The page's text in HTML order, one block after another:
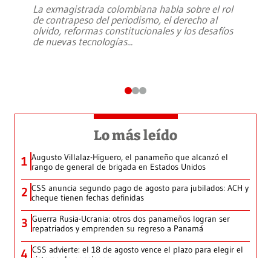
La exmagistrada colombiana habla sobre el rol
de contrapeso del periodismo, el derecho al
olvido, reformas constitucionales y los desafíos
de nuevas tecnologías...
Lo más leído
1 Augusto Villalaz-Higuero, el panameño que alcanzó el
rango de general de brigada en Estados Unidos
2 CSS anuncia segundo pago de agosto para jubilados: ACH y
cheque tienen fechas definidas
3 Guerra Rusia-Ucrania: otros dos panameños logran ser
repatriados y emprenden su regreso a Panamá
4 CSS advierte: el 18 de agosto vence el plazo para elegir el